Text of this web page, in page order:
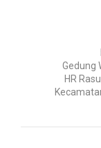
Gedung
HR